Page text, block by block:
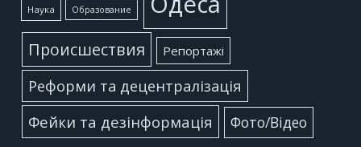
Наука Образование
Происшествия Репортажі
Реформи та децентралізація
Фейки та дезінформація
Фото/Відео